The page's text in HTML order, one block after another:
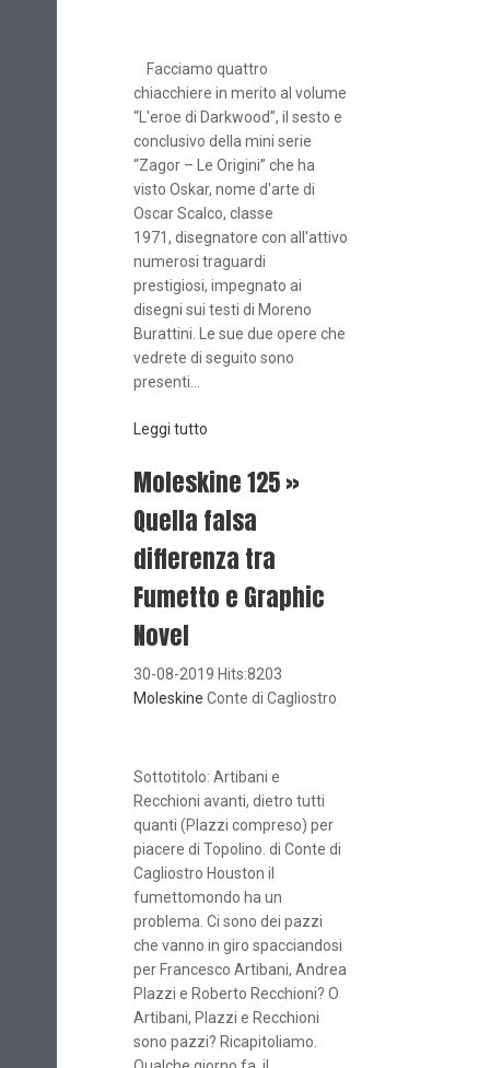
Facciamo quattro
chiacchiere in merito al volume
“L'eroe di Darkwood”, il sesto e
conclusivo della mini serie
“Zagor – Le Origini” che ha
visto Oskar, nome d'arte di
Oscar Scalco, classe
1971, disegnatore con all'attivo
numerosi traguardi
prestigiosi, impegnato ai
disegni sui testi di Moreno
Burattini. Le sue due opere che
vedrete di seguito sono
presenti...
Leggi tutto
Moleskine 125 »
Quella falsa
differenza tra
Fumetto e Graphic
Novel
30-08-2019 Hits:8203
Moleskine Conte di Cagliostro
Sottotitolo: Artibani e
Recchioni avanti, dietro tutti
quanti (Plazzi compreso) per
piacere di Topolino. di Conte di
Cagliostro Houston il
fumettomondo ha un
problema. Ci sono dei pazzi
che vanno in giro spacciandosi
per Francesco Artibani, Andrea
Plazzi e Roberto Recchioni? O
Artibani, Plazzi e Recchioni
sono pazzi? Ricapitoliamo.